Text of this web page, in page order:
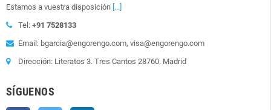
Estamos a vuestra disposición [...]
Tel: +91 7528133
Email: bgarcia@engorengo.com, visa@engorengo.com
Dirección: Literatos 3. Tres Cantos 28760. Madrid
SÍGUENOS